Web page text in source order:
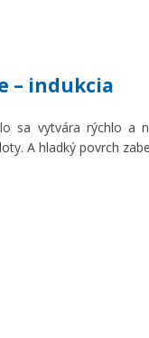
– indukcia
sa vytvára rýchlo
A hladký povrch